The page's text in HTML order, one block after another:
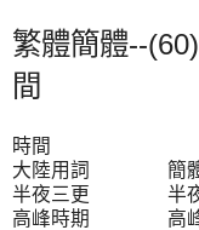
繁體簡體--
間
時間
大陸用詞 簡
半夜三更 半
高峰時期 高